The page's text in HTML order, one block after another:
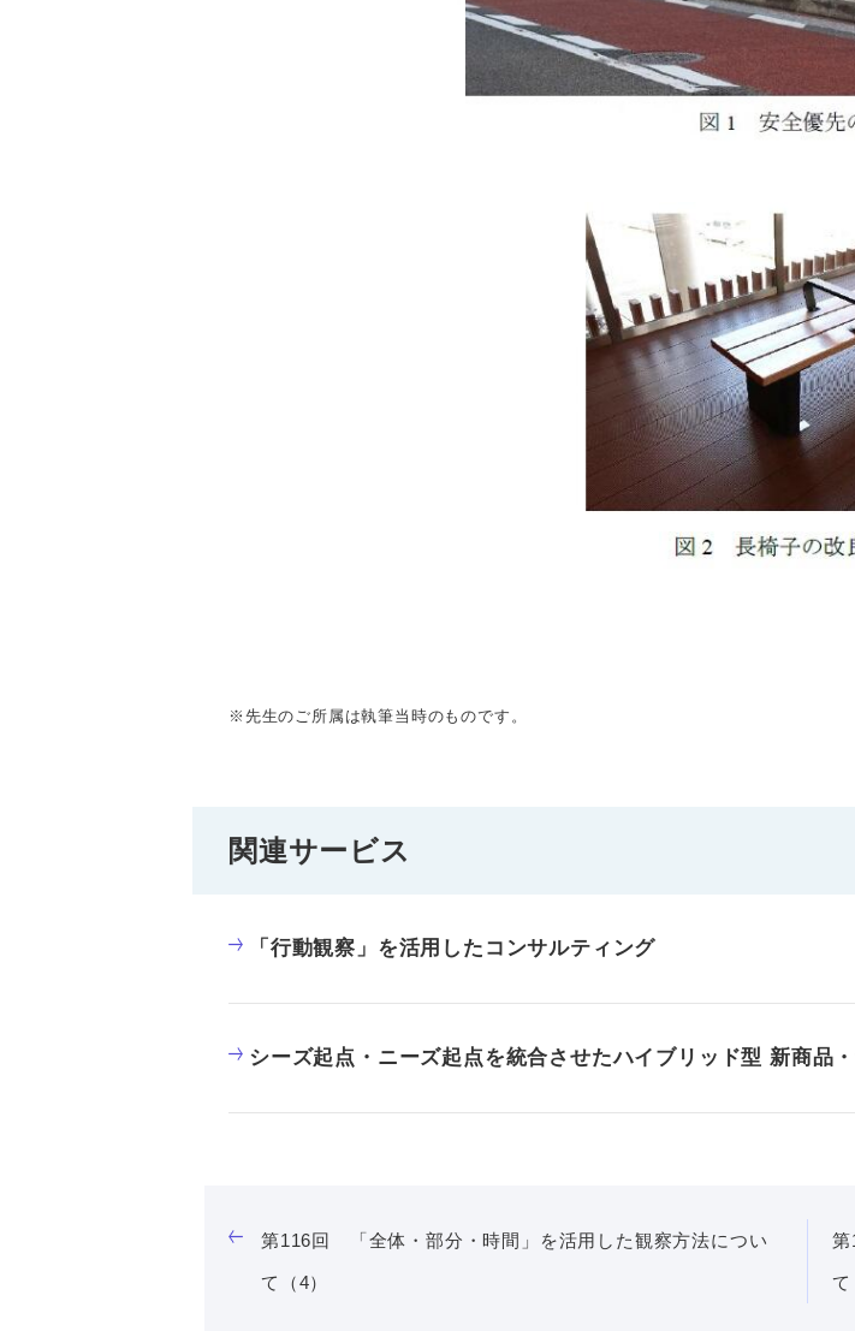
※先生のご所属は執筆当時のものです。
関連サービス
「行動観察」を活用したコンサルティング
シーズ起点・ニーズ起点を統合させたハイブリッド型 新商品
第116回 「全体・部分・時間」を活用した観察方法につい
て（4）
第
て